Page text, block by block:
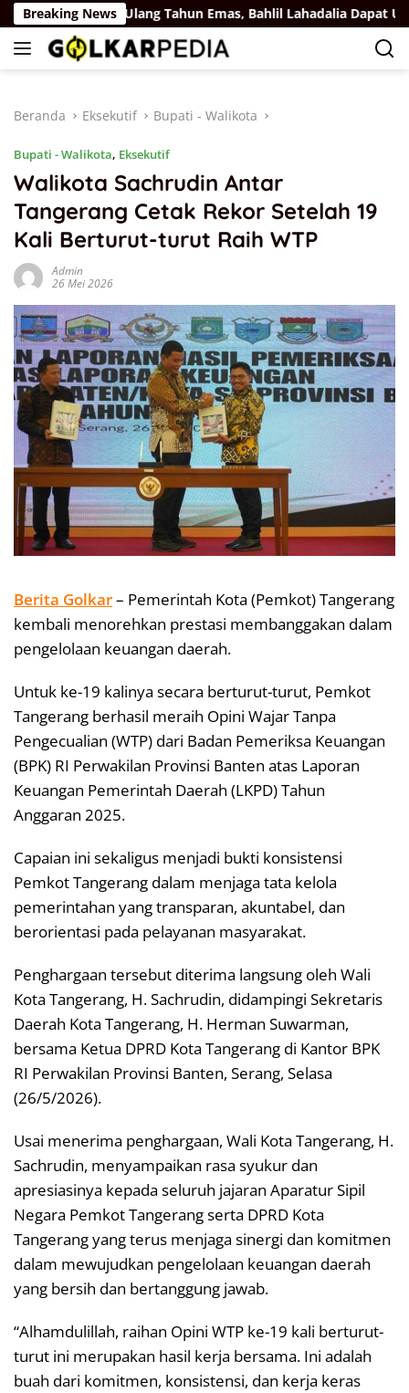
Langsung
ke
konten
Breaking NewsUlang Tahun Emas, Bahlil Lahadalia Dapat Ucapan
Beranda Eksekutif Bupati - Walikota
Bupati - Walikota, Eksekutif
Walikota Sachrudin Antar
Tangerang Cetak Rekor Setelah 19
Kali Berturut-turut Raih WTP
Admin
26 Mei 2026
Berita Golkar– Pemerintah Kota (Pemkot) Tangerang
kembali menorehkan prestasi membanggakan dalam
pengelolaan keuangan daerah.
Untuk ke-19 kalinya secara berturut-turut, Pemkot
Tangerang berhasil meraih Opini Wajar Tanpa
Pengecualian (WTP) dari Badan Pemeriksa Keuangan
(BPK) RI Perwakilan Provinsi Banten atas Laporan
Keuangan Pemerintah Daerah (LKPD) Tahun
Anggaran 2025.
Capaian ini sekaligus menjadi bukti konsistensi
Pemkot Tangerang dalam menjaga tata kelola
pemerintahan yang transparan, akuntabel, dan
berorientasi pada pelayanan masyarakat.
Penghargaan tersebut diterima langsung oleh Wali
Kota Tangerang, H. Sachrudin, didampingi Sekretaris
Daerah Kota Tangerang, H. Herman Suwarman,
bersama Ketua DPRD Kota Tangerang di Kantor BPK
RI Perwakilan Provinsi Banten, Serang, Selasa
(26/5/2026).
Usai menerima penghargaan, Wali Kota Tangerang, H.
Sachrudin, menyampaikan rasa syukur dan
apresiasinya kepada seluruh jajaran Aparatur Sipil
Negara Pemkot Tangerang serta DPRD Kota
Tangerang yang terus menjaga sinergi dan komitmen
dalam mewujudkan pengelolaan keuangan daerah
yang bersih dan bertanggung jawab.
“Alhamdulillah, raihan Opini WTP ke-19 kali berturut-
turut ini merupakan hasil kerja bersama. Ini adalah
buah dari komitmen, konsistensi, dan kerja keras